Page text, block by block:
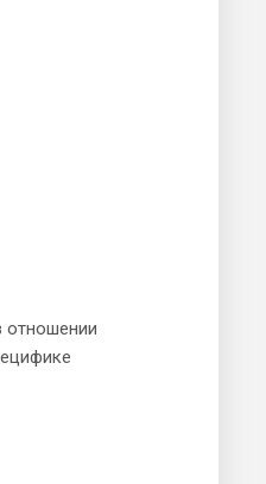
отношении